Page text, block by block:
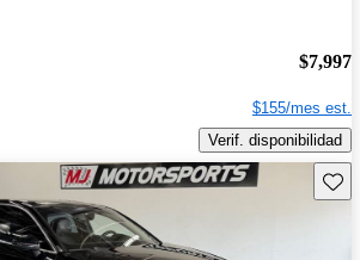
$7,997
$155/mes est.
Verif. disponibilidad